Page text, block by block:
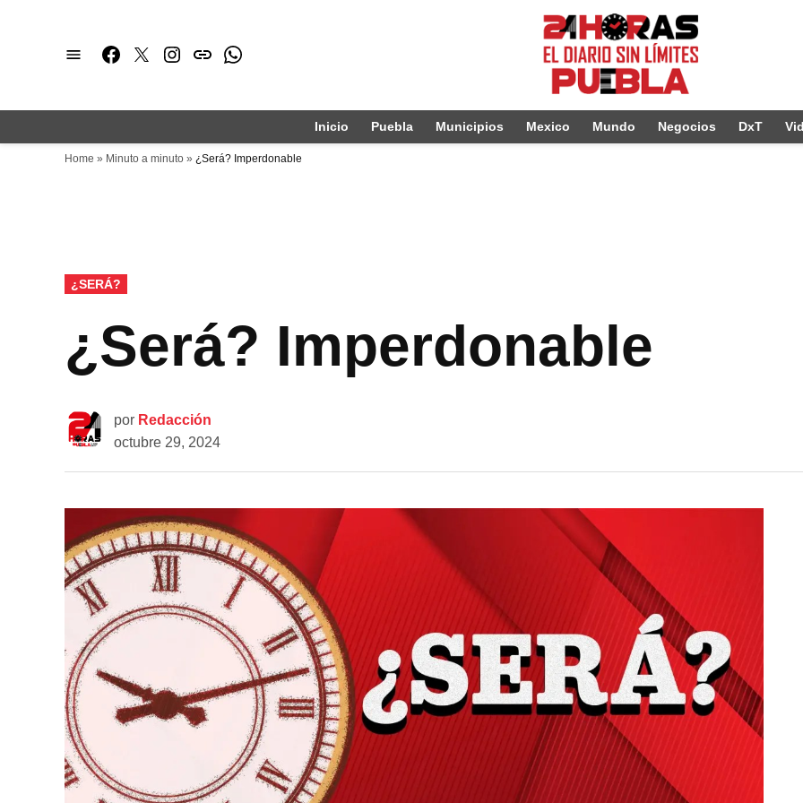
Facebook
TwitterInstagram
issuuWhatsapp
Inicio Puebla Municipios Mexico Mundo Negocios DxT
Home » Minuto a minuto » ¿Será? Imperdonable
PUBLICADO
EN
¿SERÁ?
¿Será? Imperdonable
por Redacción
octubre 29, 2024